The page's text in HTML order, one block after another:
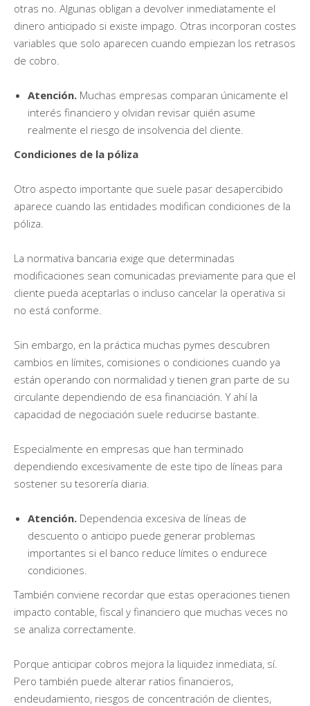
otras no. Algunas obligan a devolver inmediatamente el
dinero anticipado si existe impago. Otras incorporan costes
variables que solo aparecen cuando empiezan los retrasos
de cobro.
Atención. Muchas empresas comparan únicamente el
interés financiero y olvidan revisar quién asume
realmente el riesgo de insolvencia del cliente.
Condiciones de la póliza
Otro aspecto importante que suele pasar desapercibido
aparece cuando las entidades modifican condiciones de la
póliza.
La normativa bancaria exige que determinadas
modificaciones sean comunicadas previamente para que el
cliente pueda aceptarlas o incluso cancelar la operativa si
no está conforme.
Sin embargo, en la práctica muchas pymes descubren
cambios en límites, comisiones o condiciones cuando ya
están operando con normalidad y tienen gran parte de su
circulante dependiendo de esa financiación. Y ahí la
capacidad de negociación suele reducirse bastante.
Especialmente en empresas que han terminado
dependiendo excesivamente de este tipo de líneas para
sostener su tesorería diaria.
Atención. Dependencia excesiva de líneas de
descuento o anticipo puede generar problemas
importantes si el banco reduce límites o endurece
condiciones.
También conviene recordar que estas operaciones tienen
impacto contable, fiscal y financiero que muchas veces no
se analiza correctamente.
Porque anticipar cobros mejora la liquidez inmediata, sí.
Pero también puede alterar ratios financieros,
endeudamiento, riesgos de concentración de clientes,